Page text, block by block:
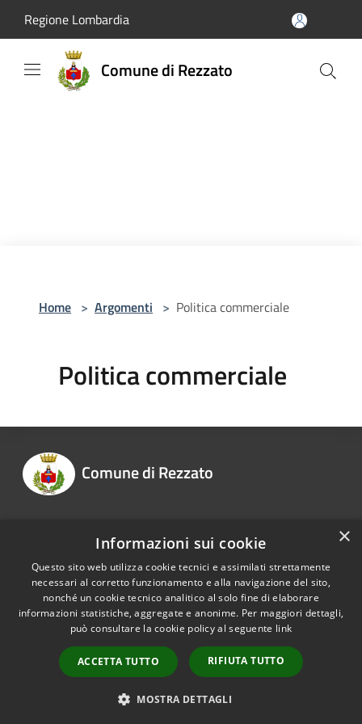
Regione Lombardia
Comune di Rezzato
Home > Argomenti > Politica commerciale
Politica commerciale
Comune di Rezzato
Recapiti e contatti
RSS
Accessibilità
Copyright © 2026 • Comune di
Municipium•
Accesso
redazione
×
Informazioni sui cookie
Questo sito web utilizza cookie tecnici e assimilati strettamente
necessari al corretto funzionamento e alla navigazione del sito,
nonché un cookie tecnico analitico al solo fine di elaborare
informazioni statistiche, aggregate e anonime. Per maggiori dettagli,
può consultare la cookie policy al seguente link
ACCETTA TUTTO RIFIUTA TUTTO
MOSTRA DETTAGLI